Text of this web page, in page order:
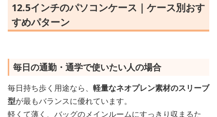
12.5インチのパソコンケース｜ケース別おす
すめパターン
毎日の通勤・通学で使いたい人の場合
毎日持ち歩く用途なら、 軽量なネオプレン素材のスリーブ
型が最もバランスに優れています。
軽くて薄く、バッグのメインルームにすっきり収まるた